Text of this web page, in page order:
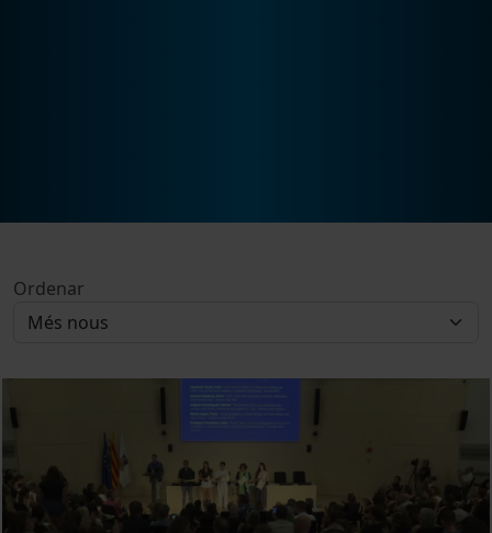
Ordenar